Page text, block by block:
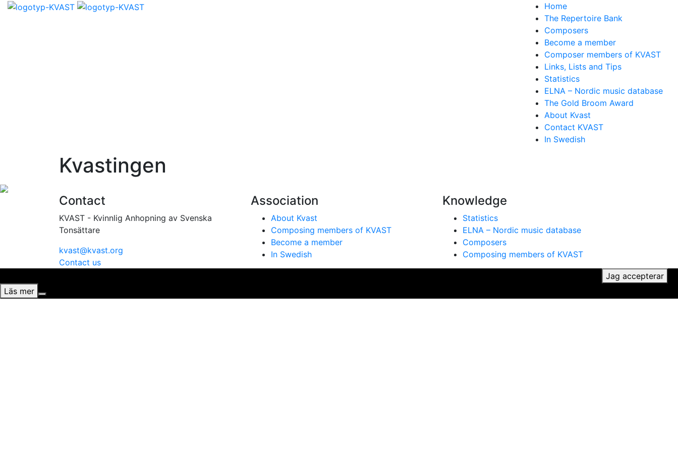
Home
The Repertoire Bank
Composers
Become a member
Composer members of KVAST
Links, Lists and Tips
Statistics
ELNA – Nordic music database
The Gold Broom Award
About Kvast
Contact KVAST
In Swedish
Kvastingen
Contact
KVAST - Kvinnlig Anhopning av Svenska
Tonsättare
kvast@kvast.org
Contact us
Association
About Kvast
Composing members of KVAST
Become a member
In Swedish
Knowledge
Statistics
ELNA – Nordic music database
Composers
Composing members of KVAST
Jag accepterar
Läs mer